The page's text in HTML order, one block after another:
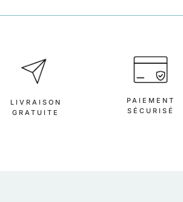
LIVRAISON
GRATUITE
PAIEMENT
SÉCURISÉ